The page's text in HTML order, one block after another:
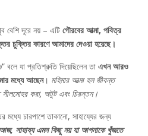
বেশি দূরে নয় – এটি গৌরবের আত্মা, পবিত্র
চুক্তির কারণে আমাদের দেওয়া হয়েছে।
” বলে যা প্রতিশ্রুতি দিয়েছিলেন তা এখন আরও
মধ্যে আছেন। মহিমার আত্মা হল জীবন্ত
সীলমোহর করা, অটুট এবং চিরন্তন।
মধ্যে চারপাশে তাকানো, সাহায্যের জন্য
সাহায্য এমন কিছু নয় যা আপনাকে খুঁজতে